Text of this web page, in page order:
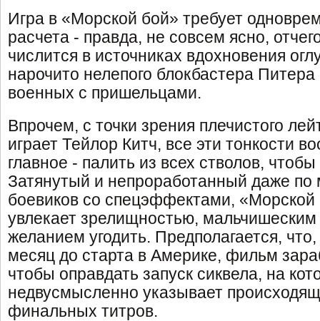
Игра в «Морской бой» требует
расчета - правда, не совсем ясно,
числится в источниках вдохновения
нарочито нелепого блокбастера
военных с пришельцами.
Впрочем, с точки зрения плечистого
играет Тейлор Китч, все эти тонкости
главное - палить из всех стволов,
Затянутый и непроработанный даже по
боевиков со спецэффектами, «Морской
увлекает зрелищностью,
желанием угодить. Предполагается,
месяц до старта в Америке, фильм
чтобы оправдать запуск сиквела, на
недвусмысленно указывает
финальных титров.